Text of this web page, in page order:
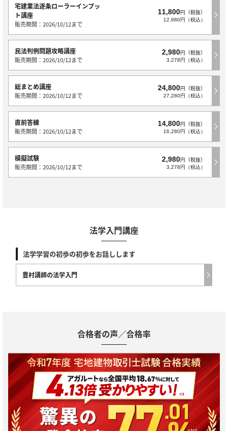
宅建業法逐条ローラーインプッ
ト講座
販売期間：2026/10/12まで
11,800円（税抜）
12,980円（税込）
民法判例問題攻略講座
販売期間：2026/10/12まで
2,980円（税抜）
3,278円（税込）
総まとめ講座
販売期間：2026/10/12まで
24,800円（税抜）
27,280円（税込）
直前答練
販売期間：2026/10/12まで
14,800円（税抜）
16,280円（税込）
模擬試験
販売期間：2026/10/12まで
2,980円（税抜）
3,278円（税込）
法学入門講座
法学学習の初歩の初歩をお話しします
豊村講師の法学入門
合格者の声／合格率